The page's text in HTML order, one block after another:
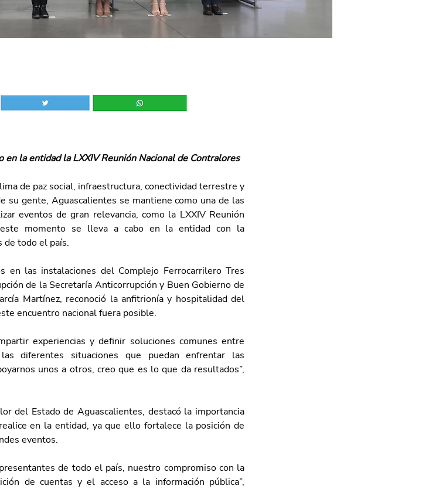
en la entidad la LXXIV Reunión Nacional de Contralores
de paz social, infraestructura, conectividad terrestre y
su gente, Aguascalientes se mantiene como una de las
eventos de gran relevancia, como la LXXIV Reunión
momento se lleva a cabo en la entidad con la
de todo el país.
en las instalaciones del Complejo Ferrocarrilero Tres
de la Secretaría Anticorrupción y Buen Gobierno de
Martínez, reconoció la anfitrionía y hospitalidad del
encuentro nacional fuera posible.
experiencias y definir soluciones comunes entre
diferentes situaciones que puedan enfrentar las
unos a otros, creo que es lo que da resultados”,
del Estado de Aguascalientes, destacó la importancia
en la entidad, ya que ello fortalece la posición de
eventos.
de todo el país, nuestro compromiso con la
de cuentas y el acceso a la información pública”,